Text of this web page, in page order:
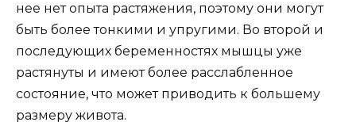
нее нет опыта растяжения, поэтому они могут
быть более тонкими и упругими. Во второй и
последующих беременностях мышцы уже
растянуты и имеют более расслабленное
состояние, что может приводить к большему
размеру живота.